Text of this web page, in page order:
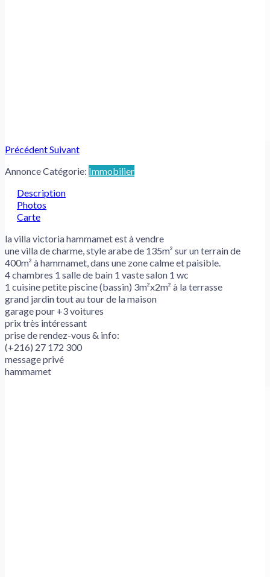
PrécédentSuivant
Annonce Catégorie: Immobilier
Description
Photos
Carte
la villa victoria hammamet est à vendre
une villa de charme, style arabe de 135m² sur un terrain de
400m² à hammamet, dans une zone calme et paisible.
4 chambres 1 salle de bain 1 vaste salon 1 wc
1 cuisine petite piscine (bassin) 3m²x2m² à la terrasse
grand jardin tout au tour de la maison
garage pour +3 voitures
prix très intéressant
prise de rendez-vous & info:
(+216) 27 172 300
message privé
hammamet